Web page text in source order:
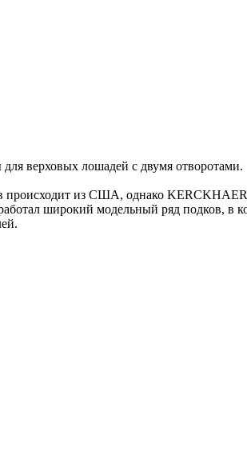
верховых лошадей с двумя отворотами.
происходит из США, однако
широкий модельный ряд подков, в